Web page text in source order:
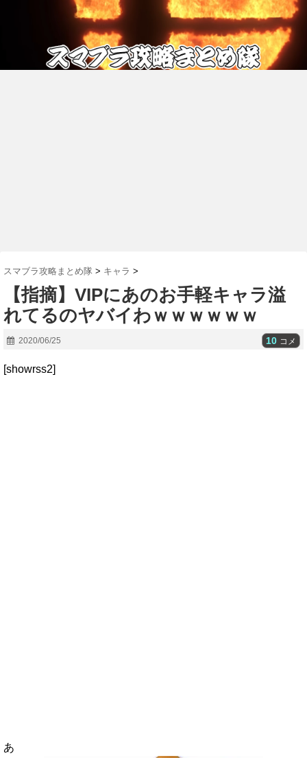
スマブラ攻略まとめ隊 > キャラ >
【指摘】VIPにあのお手軽キャラ溢
れてるのヤバイわｗｗｗｗｗｗ
2020/06/25 10 コメ
[showrss2]
あ